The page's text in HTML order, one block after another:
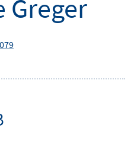
Greger